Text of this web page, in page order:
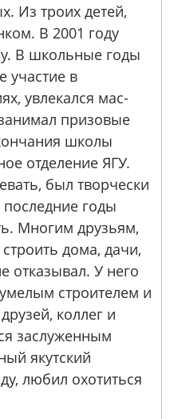
Из троих детей,
В 2001 году
В школьные годы
участие в
увлекался мас-
призовые
школы
отделение ЯГУ.
был творчески
годы
Многим друзьям,
дома, дачи,
отказывал. У него
строителем и
коллег и
заслуженным
якутский
любил охотиться